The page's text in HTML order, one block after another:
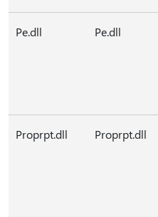
Pe.dll Pe.dll
Proprpt.dll Proprpt.dll